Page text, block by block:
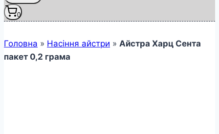
0
Головна » Насіння айстри » Айстра Харц Сента
пакет 0,2 грама